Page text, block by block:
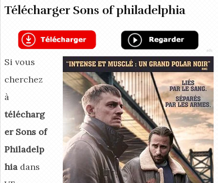
Télécharger Sons of philadelphia
Si vous
cherchez
à
télécharg
er Sons of
Philadelp
hiadans